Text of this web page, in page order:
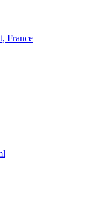
France